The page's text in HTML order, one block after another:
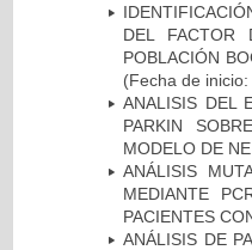
DEL FACTOR
POBLACIÓN
(Fecha de
ANALISIS DEL
PARKIN
MODELO DE
ANÁLISIS
MEDIANTE
PACIENTES
ANÁLISIS DE